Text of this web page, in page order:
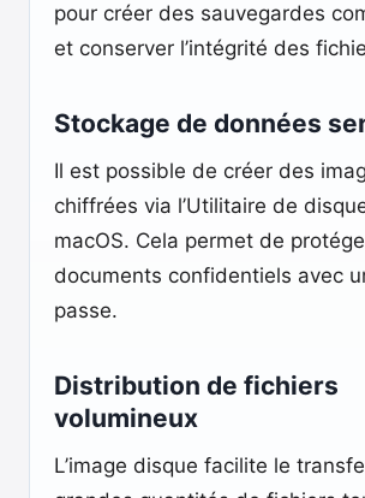
pour créer des sauvegardes
et conserver l’intégrité des
Stockage de données
Il est possible de créer des
chiffrées via l’Utilitaire de
macOS. Cela permet de
documents confidentiels avec
passe.
Distribution de fichiers
volumineux
L’image disque facilite le